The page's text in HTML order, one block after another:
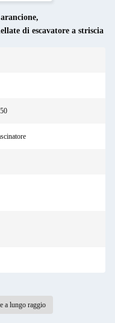
,
di escavatore a striscia
a lungo raggio